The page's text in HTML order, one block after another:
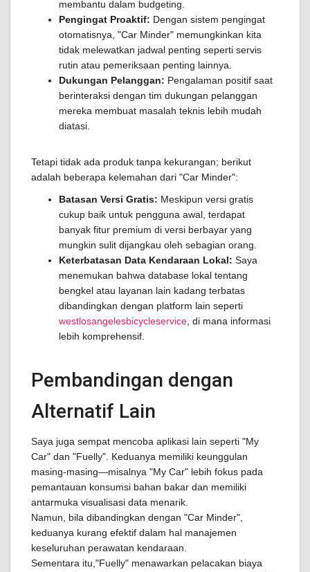
membantu dalam budgeting.
Pengingat Proaktif: Dengan sistem pengingat
otomatisnya, "Car Minder" memungkinkan kita
tidak melewatkan jadwal penting seperti servis
rutin atau pemeriksaan penting lainnya.
Dukungan Pelanggan: Pengalaman positif saat
berinteraksi dengan tim dukungan pelanggan
mereka membuat masalah teknis lebih mudah
diatasi.
Tetapi tidak ada produk tanpa kekurangan; berikut
adalah beberapa kelemahan dari "Car Minder":
Batasan Versi Gratis: Meskipun versi gratis
cukup baik untuk pengguna awal, terdapat
banyak fitur premium di versi berbayar yang
mungkin sulit dijangkau oleh sebagian orang.
Keterbatasan Data Kendaraan Lokal: Saya
menemukan bahwa database lokal tentang
bengkel atau layanan lain kadang terbatas
dibandingkan dengan platform lain seperti
westlosangelesbicycleservice , di mana informasi
lebih komprehensif.
Pembandingan dengan
Alternatif Lain
Saya juga sempat mencoba aplikasi lain seperti "My
Car" dan "Fuelly". Keduanya memiliki keunggulan
masing-masing—misalnya "My Car" lebih fokus pada
pemantauan konsumsi bahan bakar dan memiliki
antarmuka visualisasi data menarik.
Namun, bila dibandingkan dengan "Car Minder",
keduanya kurang efektif dalam hal manajemen
keseluruhan perawatan kendaraan.
Sementara itu,"Fuelly" menawarkan pelacakan biaya